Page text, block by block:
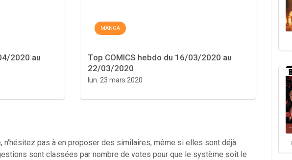
2020 au
MANGA
Top COMICS hebdo du 16/03/2020 au
22/03/2020
lun. 23 mars 2020
n'hésitez pas à en proposer des similaires, même si elles sont déjà
sont classées par nombre de votes pour que le système soit le